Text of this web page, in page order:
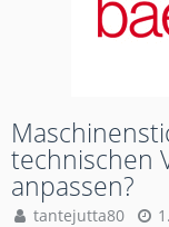
technischen
anpassen?
tantejutta80